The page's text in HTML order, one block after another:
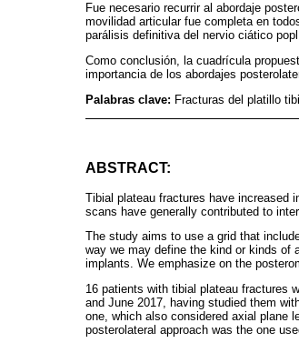
Fue necesario recurrir al abordaje
movilidad articular fue completa en
parálisis definitiva del nervio ciático
Como conclusión, la cuadrícula
importancia de los abordajes
Palabras clave: Fracturas del platillo
ABSTRACT:
Tibial plateau fractures have increased
scans have generally contributed to
The study aims to use a grid that
way we may define the kind or kinds of
implants. We emphasize on the
16 patients with tibial plateau fractures
and June 2017, having studied them
one, which also considered axial plane
posterolateral approach was the one